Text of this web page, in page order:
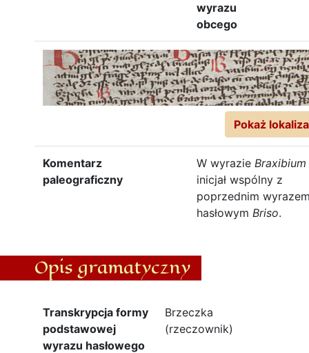
wyrazu
obcego
Pokaż
Komentarz
paleograficzny
W wyrazie Braxibium
inicjał wspólny z
poprzednim
hasłowym Briso.
Opis gramatyczny
Transkrypcja formy
podstawowej
wyrazu hasłowego
Brzeczka
(rzeczownik)